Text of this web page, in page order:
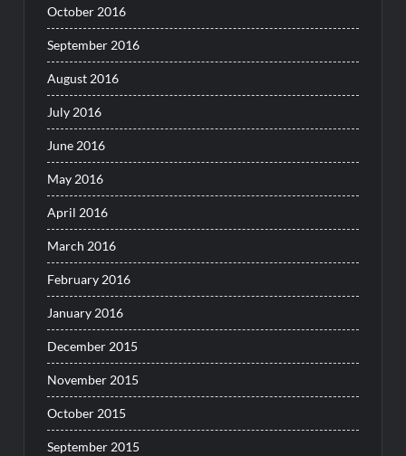
October 2016
September 2016
August 2016
July 2016
June 2016
May 2016
April 2016
March 2016
February 2016
January 2016
December 2015
November 2015
October 2015
September 2015